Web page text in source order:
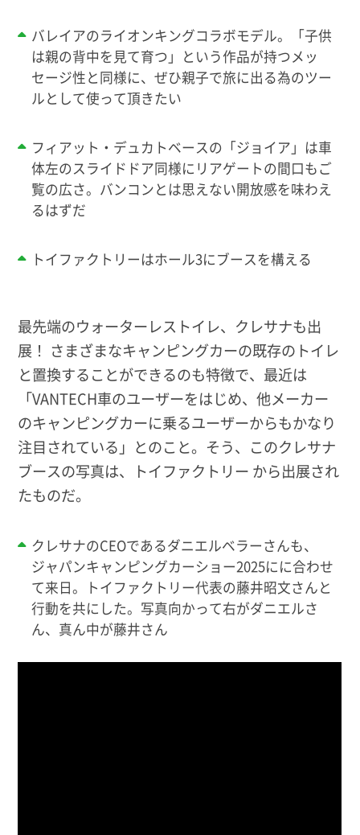
バレイアのライオンキングコラボモデル。「子供
は親の背中を見て育つ」という作品が持つメッ
セージ性と同様に、ぜひ親子で旅に出る為のツー
ルとして使って頂きたい
フィアット・デュカトベースの「ジョイア」は車
体左のスライドドア同様にリアゲートの間口もご
覧の広さ。バンコンとは思えない開放感を味わえ
るはずだ
トイファクトリーはホール3にブースを構える
最先端のウォーターレストイレ、クレサナも出
展！ さまざまなキャンピングカーの既存のトイレ
と置換することができるのも特徴で、最近は
「VANTECH車のユーザーをはじめ、他メーカー
のキャンピングカーに乗るユーザーからもかなり
注目されている」とのこと。そう、このクレサナ
ブースの写真は、トイファクトリー から出展され
たものだ。
クレサナのCEOであるダニエルベラーさんも、
ジャパンキャンピングカーショー2025にに合わせ
て来日。トイファクトリー代表の藤井昭文さんと
行動を共にした。写真向かって右がダニエルさ
ん、真ん中が藤井さん